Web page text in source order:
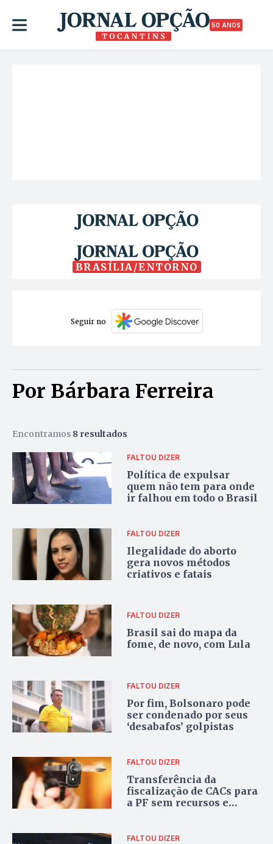
50 ANOS
BRASÍLIA/ENTORNO
Seguir no
Por Bárbara Ferreira
Encontramos 8 resultados
FALTOU DIZER
Política de expulsar
quem não tem para onde
ir falhou em todo o Brasil
FALTOU DIZER
Ilegalidade do aborto
gera novos métodos
criativos e fatais
FALTOU DIZER
Brasil sai do mapa da
fome, de novo, com Lula
FALTOU DIZER
Por fim, Bolsonaro pode
ser condenado por seus
‘desabafos’ golpistas
FALTOU DIZER
Transferência da
fiscalização de CACs para
a PF sem recursos e
FALTOU DIZER